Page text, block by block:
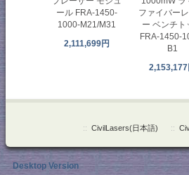
ール FRA-1450-
1000-M21/M31
2,111,699円
ファイバー
ー ベンチト
FRA-1450-
B1
2,153,177
:: CivilLasers(日本語) ::
Desktop Version